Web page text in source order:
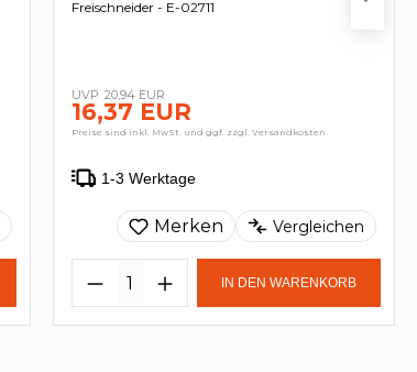
Freischneider - E-02711
20,94 EUR
16,37 EUR
Preise sind inkl. MwSt. und ggf. zzgl. Versandkosten
1-3 Werktage
Merken Vergleichen
IN DEN WARENKORB